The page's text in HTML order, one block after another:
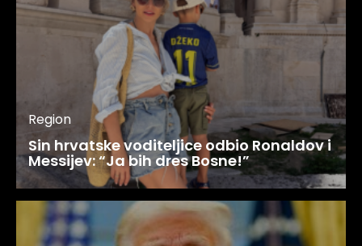
Region
Sin hrvatske voditeljice odbio Ronaldov i
Messijev: “Ja bih dres Bosne!”